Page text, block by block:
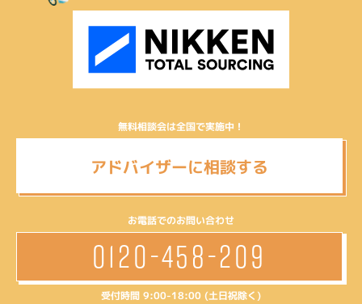
無料相談会は全国で実施中！
アドバイザーに相談する
お電話でのお問い合わせ
0120-458-209
受付時間 9:00-18:00 (土日祝除く)